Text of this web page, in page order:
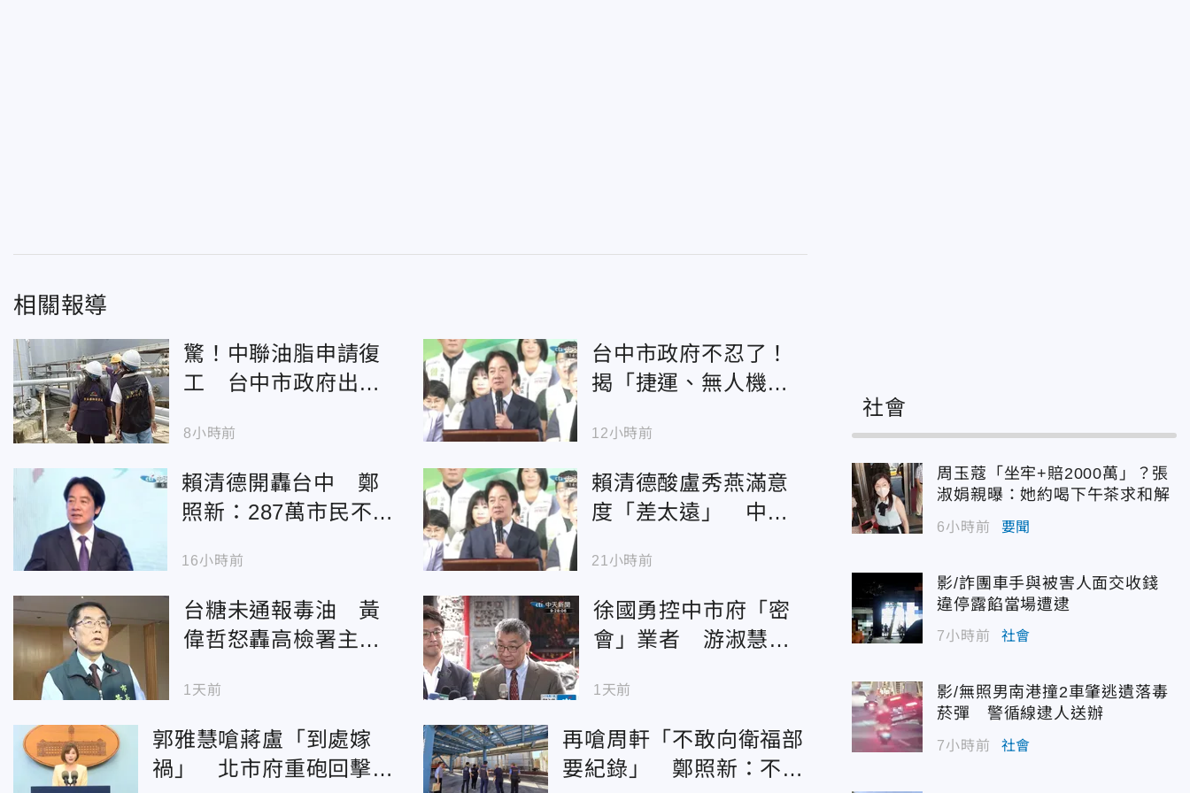
相關報導
驚！中聯油脂申請復
工 台中市政府出手
釐清
8小時前
台中市政府不忍了！
揭「捷運、無人機、
12小時前
賴清德開轟台中 鄭
照新：287萬市民不該
16小時前
賴清德酸盧秀燕滿意
度「差太遠」 中市
低笑分數高
21小時前
台糖未通報毒油 黃
偉哲怒轟高檢署主任
為難地方
1天前
徐國勇控中市府「密
會」業者 游淑慧出
偷來暗去
1天前
郭雅慧嗆蔣盧「到處嫁
禍」 北市府重砲回擊：
再嗆周軒「不敢向衛福部
要紀錄」 鄭照新：不給
社會
周玉蔻「坐牢+賠2000萬」？張
淑娟親曝：她約喝下午茶求和解
6小時前 要聞
影/詐團車手與被害人面交收錢
違停露餡當場遭逮
7小時前 社會
影/無照男南港撞2車肇逃遺落毒
菸彈 警循線逮人送辦
7小時前 社會